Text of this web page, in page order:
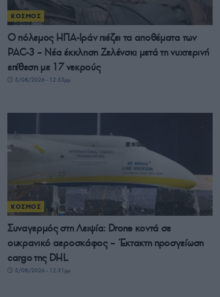
ΚΟΣΜΟΣ
Ο πόλεμος ΗΠΑ-Ιράν πιέζει τα αποθέματα των
PAC-3 – Νέα έκκληση Ζελένσκι μετά τη νυχτερινή
επίθεση με 17 νεκρούς
5/08/2026 - 12:55μμ
ΚΟΣΜΟΣ
Συναγερμός στη Λειψία: Drone κοντά σε
ουκρανικό αεροσκάφος – Έκτακτη προσγείωση
cargo της DHL
5/08/2026 - 12:31μμ